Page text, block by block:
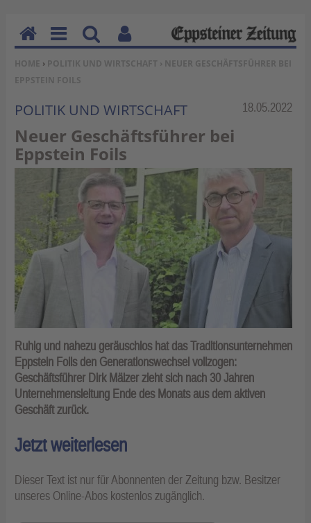
SIE BEFINDEN SICH HIER:
HOME › POLITIK UND WIRTSCHAFT › NEUER GESCHÄFTSFÜHRER BEI
EPPSTEIN FOILS
Rubrik:
POLITIK UND WIRTSCHAFT 18.05.2022
Neuer Geschäftsführer bei
Eppstein Foils
Ruhig und nahezu geräuschlos hat das Traditionsunternehmen
Eppstein Foils den Generationswechsel vollzogen:
Geschäftsführer Dirk Mälzer zieht sich nach 30 Jahren
Unternehmensleitung Ende des Monats aus dem aktiven
Geschäft zurück.
Jetzt weiterlesen
Dieser Text ist nur für Abonnenten der Zeitung bzw. Besitzer
unseres Online-Abos kostenlos zugänglich.
H
o
m
e
M
en
u
Su
ch
Be
nu
erf
un
kti
on
en